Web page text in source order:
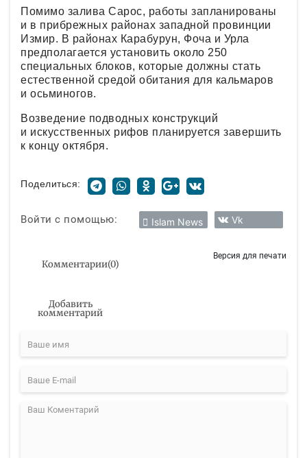
Помимо залива Сарос, работы запланированы
и в прибрежных районах западной провинции
Измир. В районах Карабурун, Фоча и Урла
предполагается установить около 250
специальных блоков, которые должны стать
естественной средой обитания для кальмаров
и осьминогов.
Возведение подводных конструкций
и искусственных рифов планируется завершить
к концу октября.
Поделиться:
Войти с помощью: Islam News Vk
Комментарии(0)
Версия для печати
Добавить
комментарий